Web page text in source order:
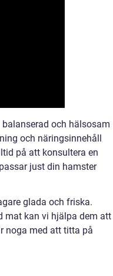
och hälsosam
och näringsinnehåll
på att konsultera en
just din hamster
glada och friska.
mat kan vi hjälpa dem att
noga med att titta på